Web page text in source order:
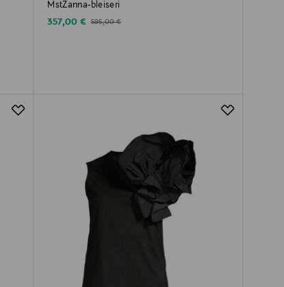
MstZanna-bleiseri
Discounted Price
357,00 € Original Price
595,00 €